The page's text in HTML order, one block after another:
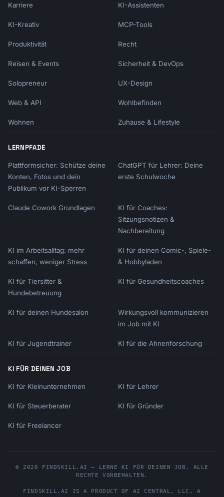
Karriere KI-Assistenten
KI-Kreativ MCP-Tools
Produktivität Recht
Reisen & Events Sicherheit & DevOps
Solopreneur UX-Design
Web & API Wohlbefinden
Wohnen Zuhause & Lifestyle
LERNPFADE
Plattformsicher: Schütze deine
Konten, Fotos und dein
Publikum vor KI-Sperren
ChatGPT für Lehrer: Deine
erste Schulwoche
Claude Cowork Grundlagen
KI für Coaches:
Sitzungsnotizen &
Nachbereitung
KI im Arbeitsalltag: mehr
schaffen, weniger Stress
KI für deinen Comic-, Spiele-
& Hobbyladen
KI für Tiersitter &
Hundebetreuung
KI für Gesundheitscoaches
KI für deinen Hundesalon
Wirkungsvoll kommunizieren
im Job mit KI
KI für Jugendtrainer KI für die Ahnenforschung
KI FÜR DEINEN JOB
KI für Kleinunternehmen KI für Lehrer
KI für Steuerberater KI für Gründer
KI für Freelancer
© 2026 FINDSKILL.AI — LERNE KI FÜR DEINEN JOB. ALLE
RECHTE VORBEHALTEN.
FINDSKILL.AI IS A PRODUCT OF AI CENTRAL, LLC , A